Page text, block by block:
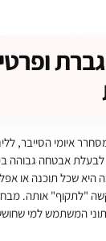
איומי הסייבר,
אבטחה גבוהה
היא שכל תוכנה או
"לתקוף" אותה.
המשתמש למי